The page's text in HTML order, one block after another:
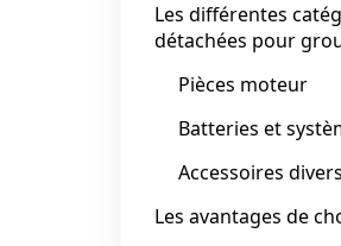
Les différentes
détachées pour
Pièces moteur
Batteries et
Accessoires divers
Les avantages de